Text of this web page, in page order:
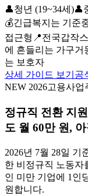
👤청년 (19~34세)👤
💰긴급복지는 기준
접근형 📍전국갑작
에 흔들리는 가구거
는 보호자
상세 가이드 보기 공
NEW 2026고용사업
정규직 전환 지
도 월 60만 원,
2026년 7월 28일 기
한 비정규직 노동자
인 미만 기업에 1인
원합니다.